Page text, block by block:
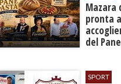
Mazara
pronta
del
SPORT